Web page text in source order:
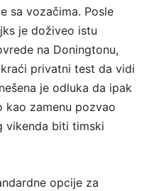
sa vozačima. Posle
je doživeo istu
na Doningtonu,
privatni test da vidi
je odluka da ipak
kao zamenu pozvao
vikenda biti timski
opcije za